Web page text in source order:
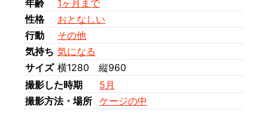
年齢
1ヶ月まで
性格
おとなしい
行動
その他
気持ち 気になる
サイズ 横1280 縦960
撮影した時期
5月
撮影方法・場所 ケージの中